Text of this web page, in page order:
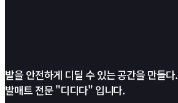
발을 안전하게 디딜 수 있는 공간을 만들다.
발매트 전문 "디디다" 입니다.